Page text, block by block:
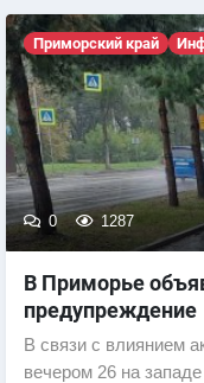
Приморский край
0 1287
В Приморье
предупреждение
В связи с влиянием
вечером 26 на